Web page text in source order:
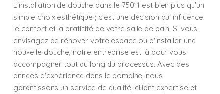
L'installation de douche dans le 75011 est bien plus qu'un
simple choix esthétique ; c'est une décision qui influence
le confort et la praticité de votre salle de bain. Si vous
envisagez de rénover votre espace ou d'installer une
nouvelle douche, notre entreprise est là pour vous
accompagner tout au long du processus. Avec des
années d'expérience dans le domaine, nous
garantissons un service de qualité, alliant expertise et